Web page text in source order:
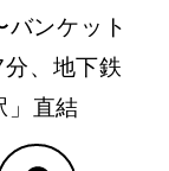
ンケット
、地下鉄
」直結